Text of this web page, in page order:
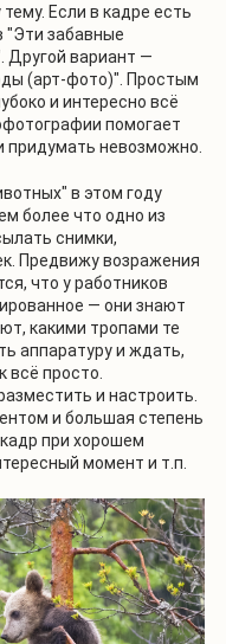
Если в кадре есть
"Эти забавные
Другой вариант —
(арт-фото)". Простым
и интересно всё
помогает
придумать невозможно.
в этом году
более что одно из
снимки,
Предвижу возражения
что у работников
— они знают
какими тропами те
аппаратуру и ждать,
всё просто.
и настроить.
и большая степень
при хорошем
момент и т.п.